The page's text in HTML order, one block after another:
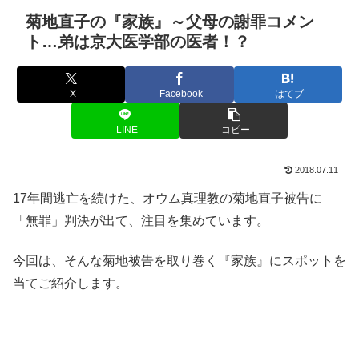
菊地直子の『家族』～父母の謝罪コメン
ト…弟は京大医学部の医者！？
X Facebook はてブ
LINE コピー
2018.07.11
17年間逃亡を続けた、オウム真理教の菊地直子被告に
「無罪」判決が出て、注目を集めています。
今回は、そんな菊地被告を取り巻く『家族』にスポットを
当てご紹介します。